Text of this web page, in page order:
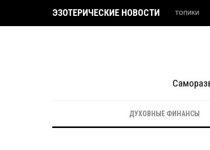
ЭЗОТЕРИЧЕСКИЕ НОВОСТИ ТОПИКИ
ДУХОВНЫЕ ФИНАНСЫ